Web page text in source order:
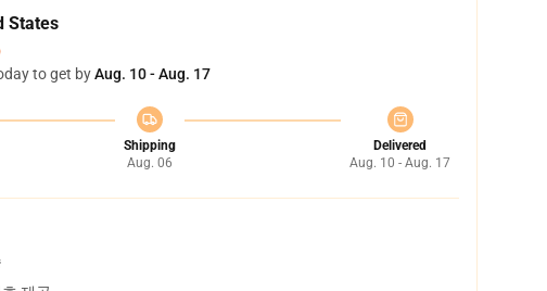
States
to get byAug. 10 - Aug. 17
Shipping
Aug. 06
Delivered
Aug. 10 - Aug. 17